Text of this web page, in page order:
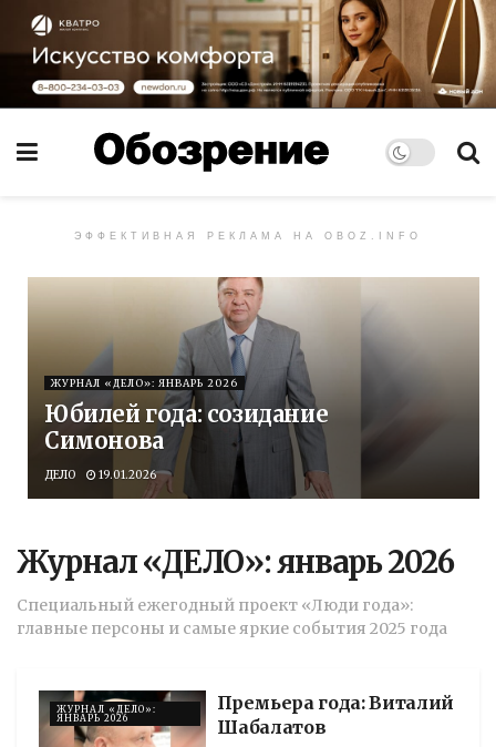
ЭФФЕКТИВНАЯ РЕКЛАМА НА OBOZ.INFO
ЖУРНАЛ «ДЕЛО»: ЯНВАРЬ 2026
Юбилей года: созидание
Симонова
ДЕЛО 19.01.2026
Журнал «ДЕЛО»: январь 2026
Специальный ежегодный проект «Люди года»:
главные персоны и самые яркие события 2025 года
ЖУРНАЛ «ДЕЛО»:
ЯНВАРЬ 2026
Премьера года: Виталий
Шабалатов